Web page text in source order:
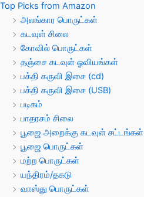
Top Picks from Amazon
அலங்கார பொருட்கள்
கடவுள் சிலை
கோவில் பொருட்கள்
தஞ்சை கடவுள் ஓவியங்கள்
பக்தி கருவி இசை (cd)
பக்தி கருவி இசை (USB)
படிகம்
பாதரசம் சிலை
பூஜை அறைக்கு கடவுள் சட்டங்கள்
பூஜை பொருட்கள்
மற்ற பொருட்கள்
யந்திரம்/தகடு
வாஸ்து பொருட்கள்